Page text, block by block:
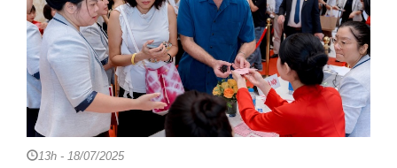
13h - 18/07/2025